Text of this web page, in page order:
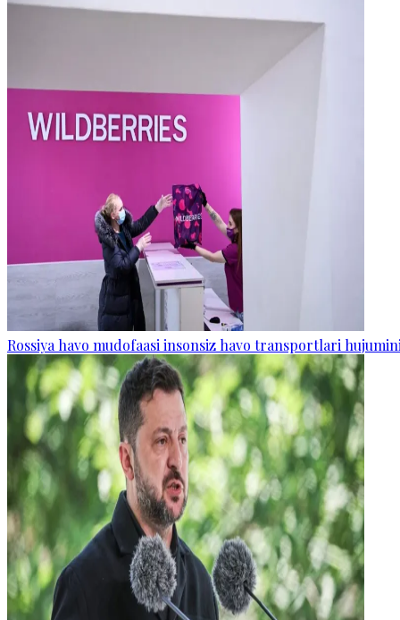
Rossiya havo mudofaasi insonsiz havo transportlari